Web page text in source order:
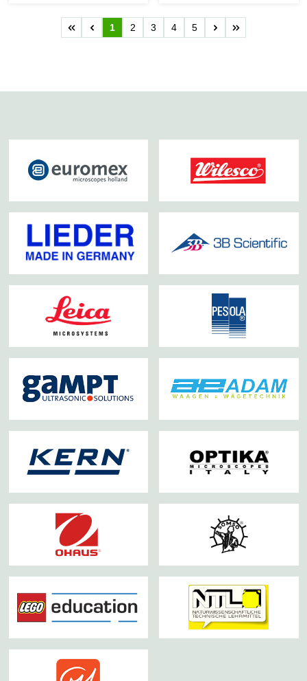
Seite
1 Seite
2 Seite
3 Seite
4 Seite
5